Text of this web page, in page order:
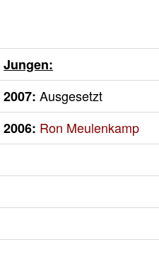
Jungen:
2007:Ausgesetzt
2006: Ron Meulenkamp